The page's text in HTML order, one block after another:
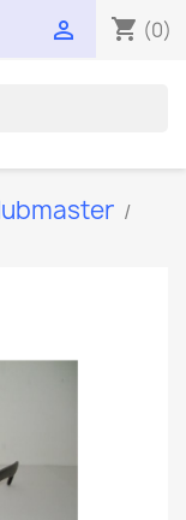
shopping_cart (0)
